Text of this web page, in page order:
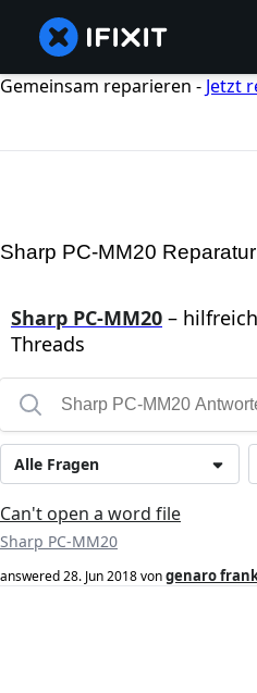
Gemeinsam reparieren - Jetzt
Sharp PC-MM20
Sharp PC-MM20 –
Threads
Alle Fragen
Can't open a word file
Sharp PC-MM20
answered28. Jun 2018vongenaro